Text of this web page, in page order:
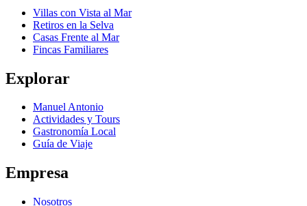
Villas con Vista al Mar
Retiros en la Selva
Casas Frente al Mar
Fincas Familiares
Explorar
Manuel Antonio
Actividades y Tours
Gastronomía Local
Guía de Viaje
Empresa
Nosotros